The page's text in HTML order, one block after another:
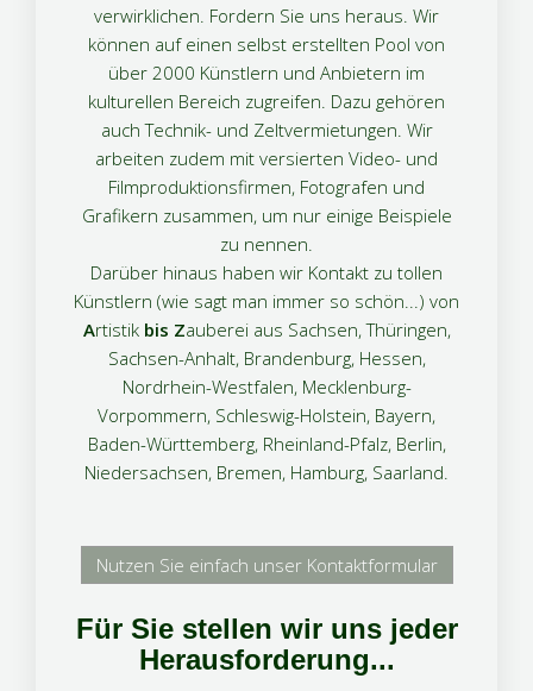
verwirklichen. Fordern Sie uns heraus. Wir
können auf einen selbst erstellten Pool von
über 2000 Künstlern und Anbietern im
kulturellen Bereich zugreifen. Dazu gehören
auch Technik- und Zeltvermietungen. Wir
arbeiten zudem mit versierten Video- und
Filmproduktionsfirmen, Fotografen und
Grafikern zusammen, um nur einige Beispiele
zu nennen.
Darüber hinaus haben wir Kontakt zu tollen
Künstlern (wie sagt man immer so schön...) von
Artistik bis Zauberei aus Sachsen, Thüringen,
Sachsen-Anhalt, Brandenburg, Hessen,
Nordrhein-Westfalen, Mecklenburg-
Vorpommern, Schleswig-Holstein, Bayern,
Baden-Württemberg, Rheinland-Pfalz, Berlin,
Niedersachsen, Bremen, Hamburg, Saarland.
Nutzen Sie einfach unser Kontaktformular
Für Sie stellen wir uns jeder
Herausforderung...